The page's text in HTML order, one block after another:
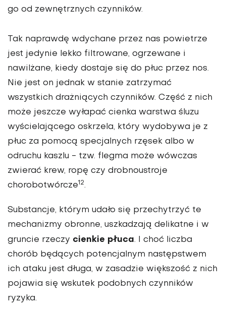
go od zewnętrznych czynników.
Tak naprawdę wdychane przez nas powietrze
jest jedynie lekko filtrowane, ogrzewane i
nawilżane, kiedy dostaje się do płuc przez nos.
Nie jest on jednak w stanie zatrzymać
wszystkich drażniących czynników. Część z nich
może jeszcze wyłapać cienka warstwa śluzu
wyścielającego oskrzela, który wydobywa je z
płuc za pomocą specjalnych rzęsek albo w
odruchu kaszlu - tzw. flegma może wówczas
zwierać krew, ropę czy drobnoustroje
chorobotwórcze12.
Substancje, którym udało się przechytrzyć te
mechanizmy obronne, uszkadzają delikatne i w
gruncie rzeczy cienkie płuca. I choć liczba
chorób będących potencjalnym następstwem
ich ataku jest długa, w zasadzie większość z nich
pojawia się wskutek podobnych czynników
ryzyka.